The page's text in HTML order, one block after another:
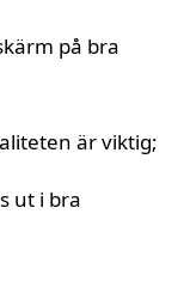
på bra
är viktig;
ut i bra